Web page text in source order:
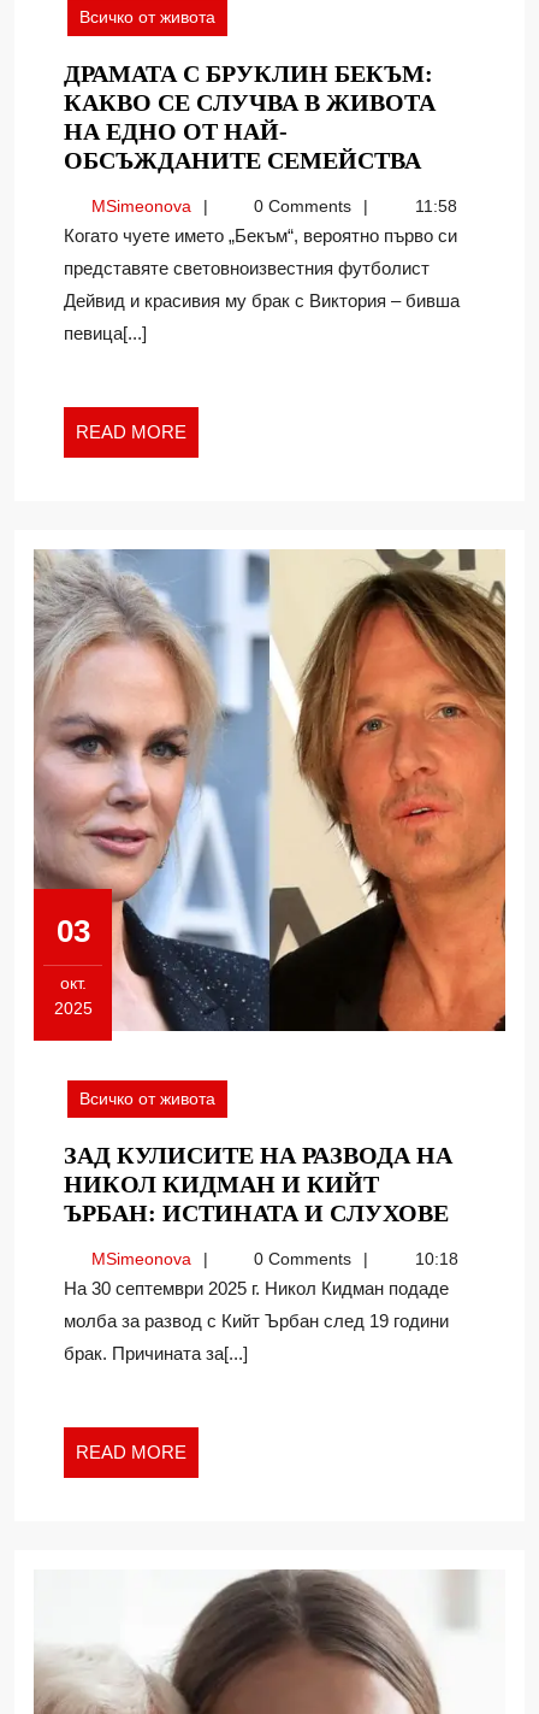
Всичко от живота
ДРАМАТА С БРУКЛИН БЕКЪМ:
КАКВО СЕ СЛУЧВА В ЖИВОТА
НА ЕДНО ОТ НАЙ-
ОБСЪЖДАНИТЕ СЕМЕЙСТВА
БЕКЪМ:
КАКВО
СЕ
MSimeonovaMSimeonova0 Comments 11:58
Когато чуете името „Бекъм“, вероятно първо си
представяте световноизвестния футболист
Дейвид и красивия му брак с Виктория – бивша
певица[...]
READ MORE
MORE
03
окт.
2025
03.10.2025
Всичко от живота
ЗАД КУЛИСИТЕ НА РАЗВОДА НА
НИКОЛ КИДМАН И КИЙТ
ЪРБАН: ИСТИНАТА И СЛУХОВЕЗАД
НА
НА
MSimeonovaMSimeonova0 Comments 10:18
На 30 септември 2025 г. Никол Кидман подаде
молба за развод с Кийт Ърбан след 19 години
брак. Причината за[...]
READ MORE
MORE